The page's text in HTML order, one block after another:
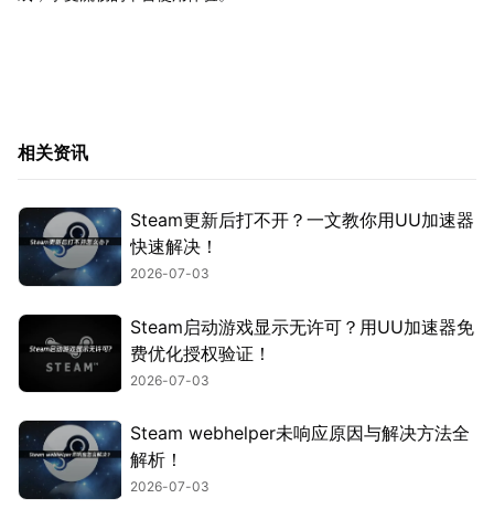
相关资讯
Steam更新后打不开？一文教你用UU加速器
快速解决！
2026-07-03
Steam启动游戏显示无许可？用UU加速器免
费优化授权验证！
2026-07-03
Steam webhelper未响应原因与解决方法全
解析！
2026-07-03